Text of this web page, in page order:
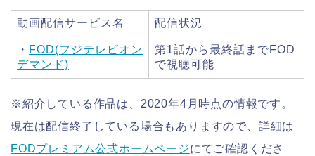
動画配信サービス名 配信状況
・ FOD(フジテレビオン
デマンド)
第1話から最終話までFOD
で視聴可能
※紹介している作品は、2020年4月時点の情報です。
現在は配信終了している場合もありますので、詳細は
FODプレミアム公式ホームページにてご確認くださ